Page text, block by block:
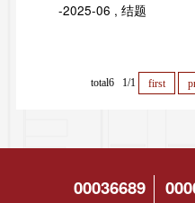
-2025-06 , 结题
total6 1/1 first
00036689